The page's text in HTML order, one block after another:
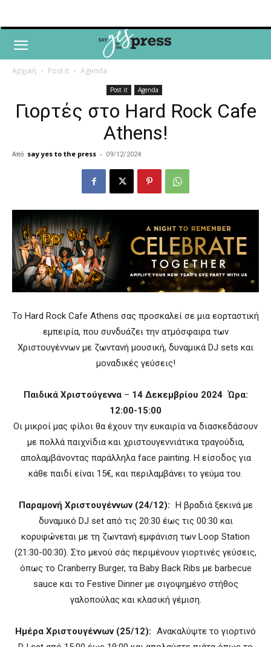
Αρχική Post it Agenda
Post it Agenda
Γιορτές στο Hard Rock Cafe
Athens!
Από say yes to the press - 09/12/2024
Το Hard Rock Cafe Athens σας προσκαλεί σε μια εορταστική
εμπειρία, που συνδυάζει την ατμόσφαιρα των
Χριστουγέννων με ζωντανή μουσική, δυναμικά DJ sets και
μοναδικές γεύσεις!
Παιδικά Χριστούγεννα– 14 Δεκεμβρίου 2024 Ώρα:
12:00-15:00
Οι μικροί μας φίλοι θα έχουν την ευκαιρία να διασκεδάσουν
με πολλά παιχνίδια και χριστουγεννιάτικα τραγούδια,
απολαμβάνοντας παράλληλα face painting. Η είσοδος για
κάθε παιδί είναι 15€, και περιλαμβάνει το γεύμα του.
Παραμονή Χριστουγέννων (24/12): Η βραδιά ξεκινά με
δυναμικό DJ set από τις 20:30 έως τις 00:30 και
κορυφώνεται με τη ζωντανή εμφάνιση των Loop Station
(21:30-00:30). Στο μενού σάς περιμένουν γιορτινές γεύσεις,
όπως το Cranberry Burger, τα Baby Back Ribs με barbecue
sauce και το Festive Dinner με σιγοψημένο στήθος
γαλοπούλας και κλασική γέμιση.
Ημέρα Χριστουγέννων (25/12): Ανακαλύψτε το γιορτινό